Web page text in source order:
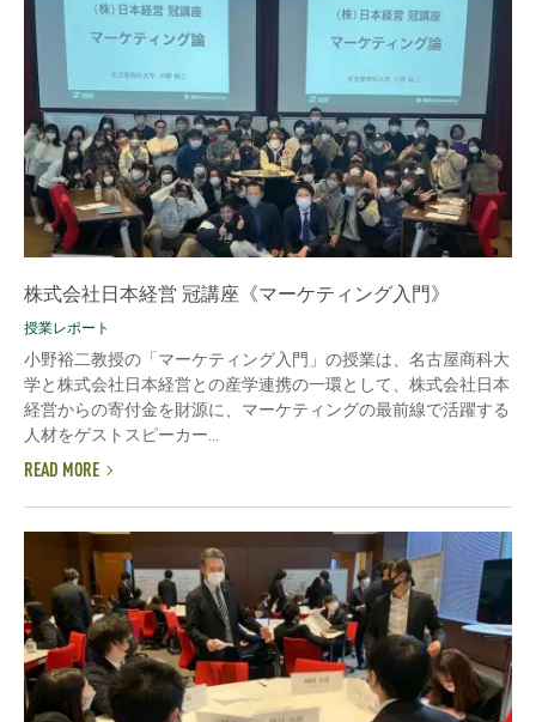
株式会社日本経営 冠講座《マーケティング入門》
授業レポート
小野裕二教授の「マーケティング入門」の授業は、名古屋商科大
学と株式会社日本経営との産学連携の一環として、株式会社日本
経営からの寄付金を財源に、マーケティングの最前線で活躍する
人材をゲストスピーカー...
READ MORE